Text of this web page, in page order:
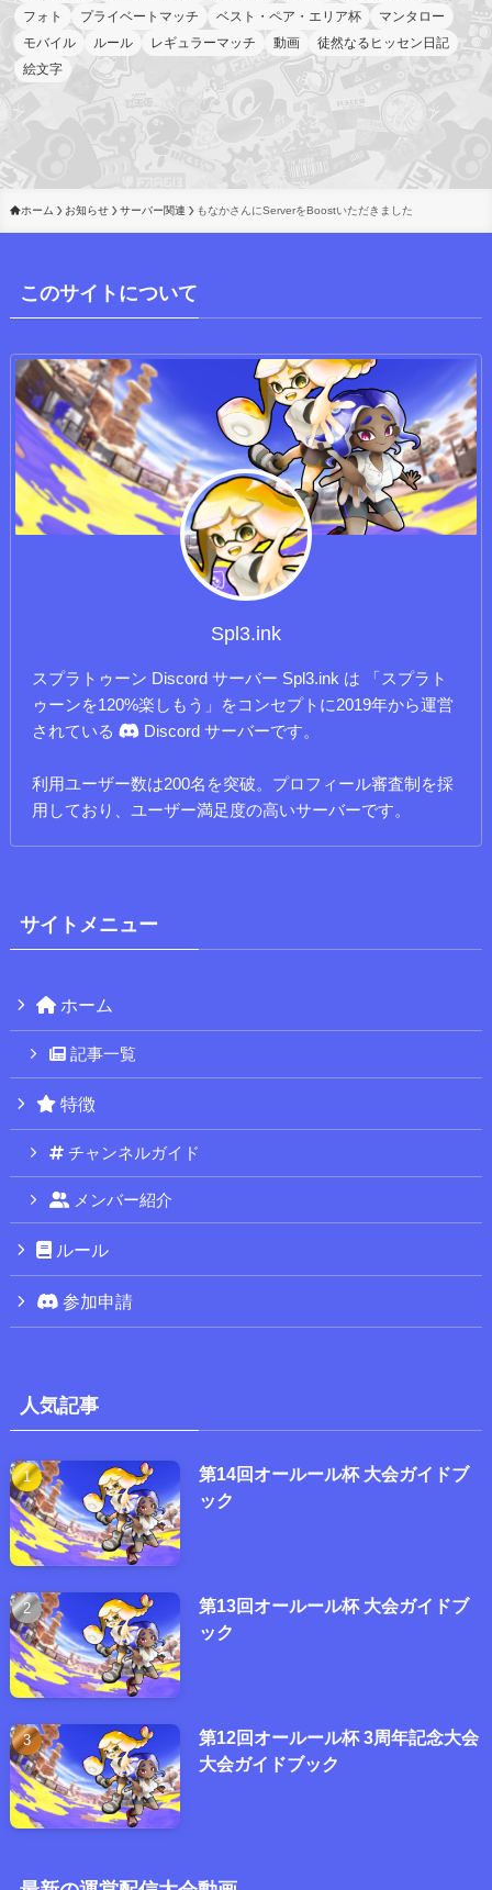
フォト
プライベートマッチ ベスト・ペア・エリア杯
マンタロー
モバイル
ルール レギュラーマッチ 動画
徒然なるヒッセン日記
絵文字
ホーム お知らせ サーバー関連 もなかさんにServerをBoostいただきました
このサイトについて
Spl3.ink
スプラトゥーン Discord サーバー Spl3.ink は 「スプラト
ゥーンを120%楽しもう」をコンセプトに2019年から運営
されている
Discord サーバーです。
利用ユーザー数は200名を突破。プロフィール審査制を採
用しており、ユーザー満足度の高いサーバーです。
サイトメニュー
ホーム
記事一覧
特徴
チャンネルガイド
メンバー紹介
ルール
参加申請
人気記事
第14回オールール杯 大会ガイドブ
ック
第13回オールール杯 大会ガイドブ
ック
第12回オールール杯 3周年記念大会
大会ガイドブック